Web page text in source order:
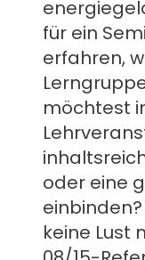
für ein
erfahren,
möchtest
oder eine
keine Lust